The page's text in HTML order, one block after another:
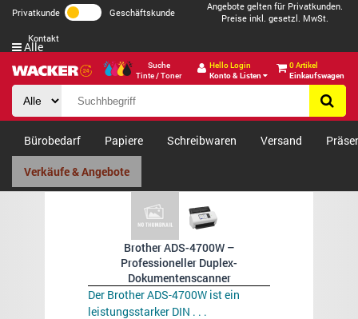
Privatkunde Geschäftskunde
Angebote gelten für Privatkunden.
Preise inkl. gesetzl. MwSt.
Kontakt
Suche
Tinte / Toner
Hello Login
Konto & Listen
0 Artikel
Einkaufswagen
Alle
Bürobedarf Papiere Schreibwaren Versand
Verkäufe & Angebote
Brother ADS-4700W –
Professioneller Duplex-
Dokumentenscanner
Der Brother ADS-4700W ist ein
leistungsstarker DIN . . .